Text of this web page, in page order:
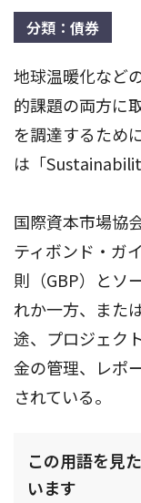
分類：債券
地球温暖化など
的課題の両方に
を調達するため
は「
国際資本市場協
ティボンド・ガ
則（GBP）とソ
れか一方、また
途、プロジェク
金の管理、レポ
されている。
この用語を見
います